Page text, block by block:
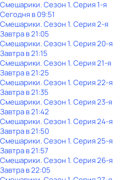
Смешарики. Сезон 1. Серия 1-я
Сегодня в 09:51
Смешарики. Сезон 1. Серия 2-я
Завтра в 21:05
Смешарики. Сезон 1. Серия 20-я
Завтра в 21:15
Смешарики. Сезон 1. Серия 21-я
Завтра в 21:25
Смешарики. Сезон 1. Серия 22-я
Завтра в 21:35
Смешарики. Сезон 1. Серия 23-я
Завтра в 21:42
Смешарики. Сезон 1. Серия 24-я
Завтра в 21:50
Смешарики. Сезон 1. Серия 25-я
Завтра в 21:57
Смешарики. Сезон 1. Серия 26-я
Завтра в 22:05